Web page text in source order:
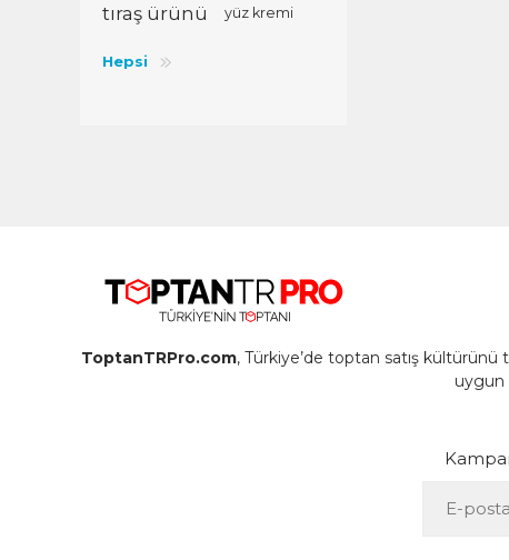
tıraş ürünü
yüz kremi
Hepsi
ToptanTRPro.com, Türkiye’de toptan satış
uygun